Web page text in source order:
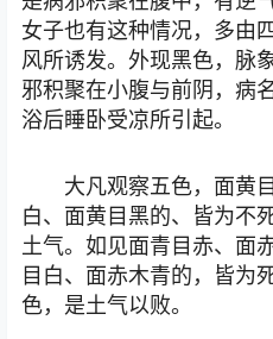
女子也有这种情况，多由
风所诱发。外现黑色，脉
邪积聚在小腹与前阴，病
浴后睡卧受凉所引起。
大凡观察五色，面黄
白、面黄目黑的、皆为不
土气。如见面青目赤、面
目白、面赤木青的，皆为
色，是土气以败。